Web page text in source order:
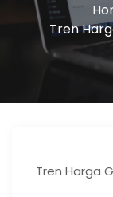
Tren
Tren Harga